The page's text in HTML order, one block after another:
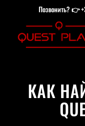
Позвонить? 👉
КАК